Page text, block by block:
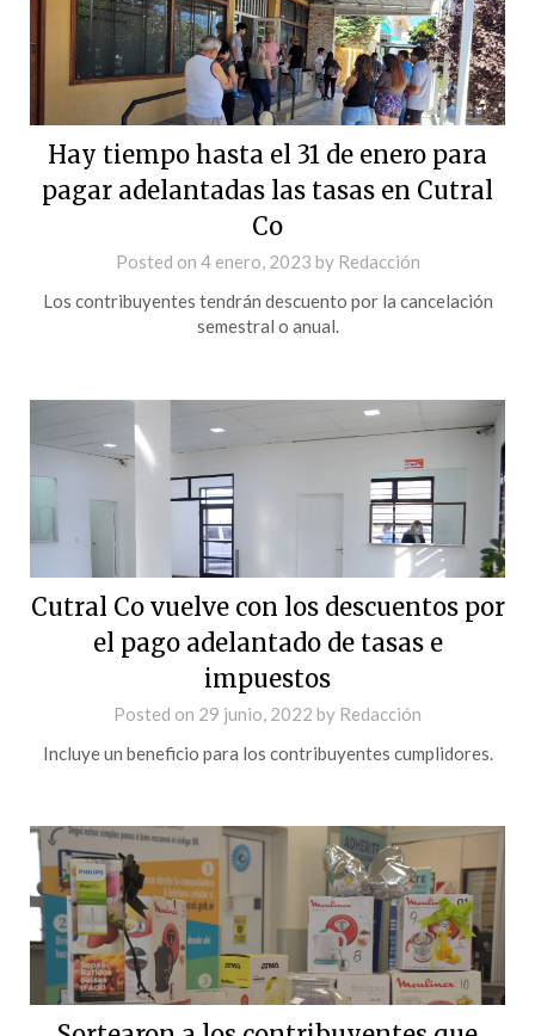
Hay tiempo hasta el 31 de enero para
pagar adelantadas las tasas en Cutral
Co
Posted on 4 enero, 2023 by Redacción
Los contribuyentes tendrán descuento por la cancelación
semestral o anual.
Cutral Co vuelve con los descuentos por
el pago adelantado de tasas e
impuestos
Posted on 29 junio, 2022 by Redacción
Incluye un beneficio para los contribuyentes cumplidores.